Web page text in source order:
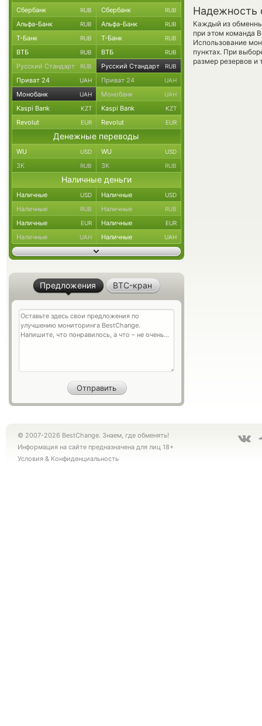
Надежность
Каждый из
при этом команда
Использование
пунктах. При
размер резервов и
Сбербанк RUB Сбербанк RUB
Альфа-Банк RUB Альфа-Банк RUB
Т-Банк RUB Т-Банк RUB
ВТБ RUB ВТБ RUB
Русский Стандарт RUB Русский Стандарт RUB
Приват 24 UAH Приват 24 UAH
Монобанк UAH Монобанк UAH
Kaspi Bank KZT Kaspi Bank KZT
Revolut EUR Revolut EUR
Денежные переводы
WU USD WU USD
ЗК RUB ЗК RUB
Наличные деньги
Наличные USD Наличные USD
Наличные RUB Наличные RUB
Наличные EUR Наличные EUR
Наличные UAH Наличные UAH
Предложения BTC-кран
© 2007-2026 BestChange. Знаем, где обменять!
Информация на сайте предназначена для лиц 18+
Условия & Конфиденциальность